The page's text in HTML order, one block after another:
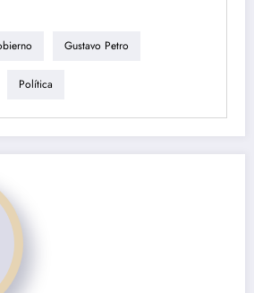
Gustavo Petro
Política